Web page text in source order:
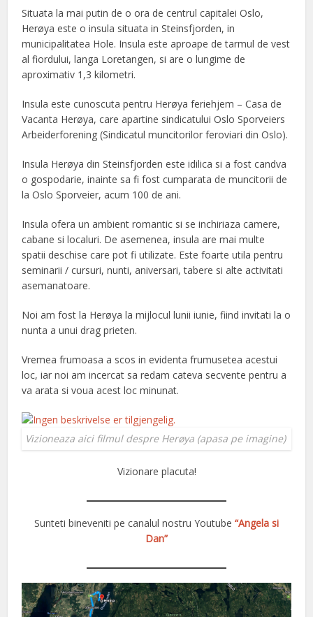
Situata la mai putin de o ora de centrul capitalei Oslo,
Herøya este o insula situata in Steinsfjorden, in
municipalitatea Hole. Insula este aproape de tarmul de vest
al fiordului, langa Loretangen, si are o lungime de
aproximativ 1,3 kilometri.
Insula este cunoscuta pentru Herøya feriehjem – Casa de
Vacanta Herøya, care apartine sindicatului Oslo Sporveiers
Arbeiderforening (Sindicatul muncitorilor feroviari din Oslo).
Insula Herøya din Steinsfjorden este idilica si a fost candva
o gospodarie, inainte sa fi fost cumparata de muncitorii de
la Oslo Sporveier, acum 100 de ani.
Insula ofera un ambient romantic si se inchiriaza camere,
cabane si localuri. De asemenea, insula are mai multe
spatii deschise care pot fi utilizate. Este foarte utila pentru
seminarii / cursuri, nunti, aniversari, tabere si alte activitati
asemanatoare.
Noi am fost la Herøya la mijlocul lunii iunie, fiind invitati la o
nunta a unui drag prieten.
Vremea frumoasa a scos in evidenta frumusetea acestui
loc, iar noi am incercat sa redam cateva secvente pentru a
va arata si voua acest loc minunat.
Vizioneaza aici filmul despre Herøya (apasa pe imagine)
Vizionare placuta!
Sunteti bineveniti pe canalul nostru Youtube “Angela si
Dan”